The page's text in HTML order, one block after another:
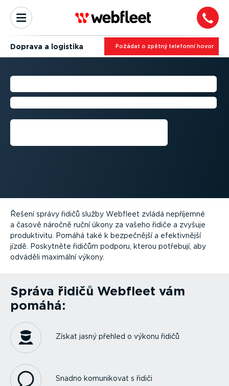
Doprava a logistika Požádat o zpětný telefonní hovor
SPRÁVA ŘIDIČŮ
Poskytněte řidičům potřebnou podporu
Řešení správy řidičů služby Webfleet zvládá nepříjemné
a časově náročně ruční úkony za vašeho řidiče a zvyšuje
produk­tivitu. Pomáhá také k bezpečnější a efektiv­nější
jízdě. Poskytněte řidičům podporu, kterou potřebují, aby
odváděli maximální výkony.
Správa řidičů Webfleet vám
pomáhá:
Získat jasný přehled o výkonu řidičů
Snadno komunikovat s řidiči